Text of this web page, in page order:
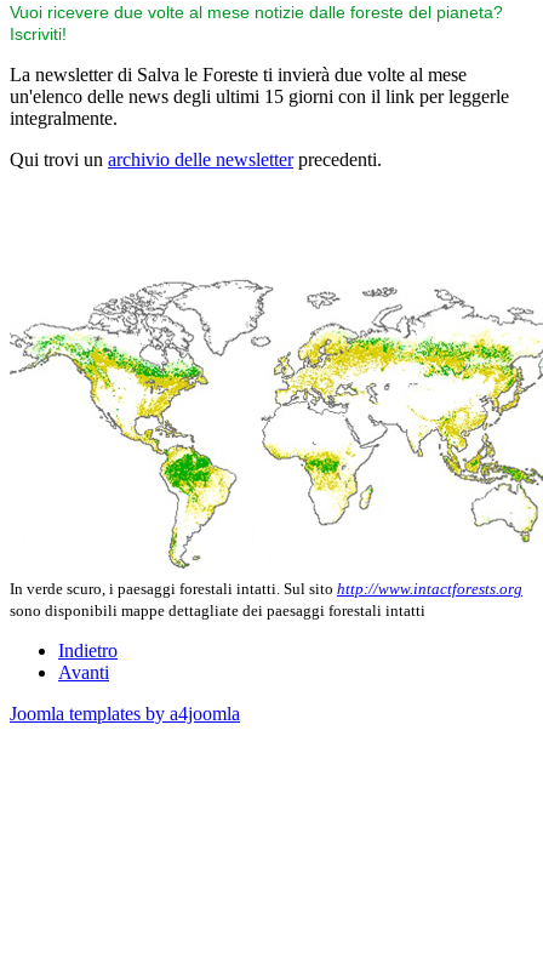
Vuoi ricevere due volte al mese notizie dalle foreste del pianeta?
Iscriviti!
La newsletter di Salva le Foreste ti invierà due volte al mese
un'elenco delle news degli ultimi 15 giorni con il link per leggerle
integralmente.
Qui trovi un archivio delle newsletterprecedenti.
In verde scuro, i paesaggi forestali intatti. Sul sito http://www.intactforests.org
sono disponibili mappe dettagliate dei paesaggi forestali intatti
Indietro
Avanti
Joomla templates by a4joomla